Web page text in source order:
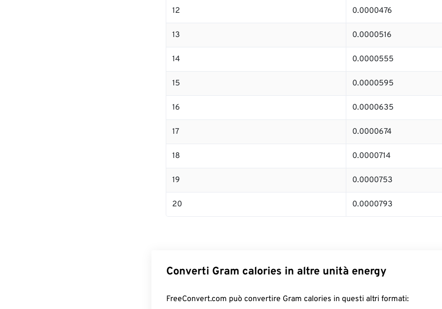
12 0.0000476
13 0.0000516
14 0.0000555
15 0.0000595
16 0.0000635
17 0.0000674
18 0.0000714
19 0.0000753
20 0.0000793
Converti Gram calories in altre unità energy
FreeConvert.com può convertire Gram calories in questi altri formati: